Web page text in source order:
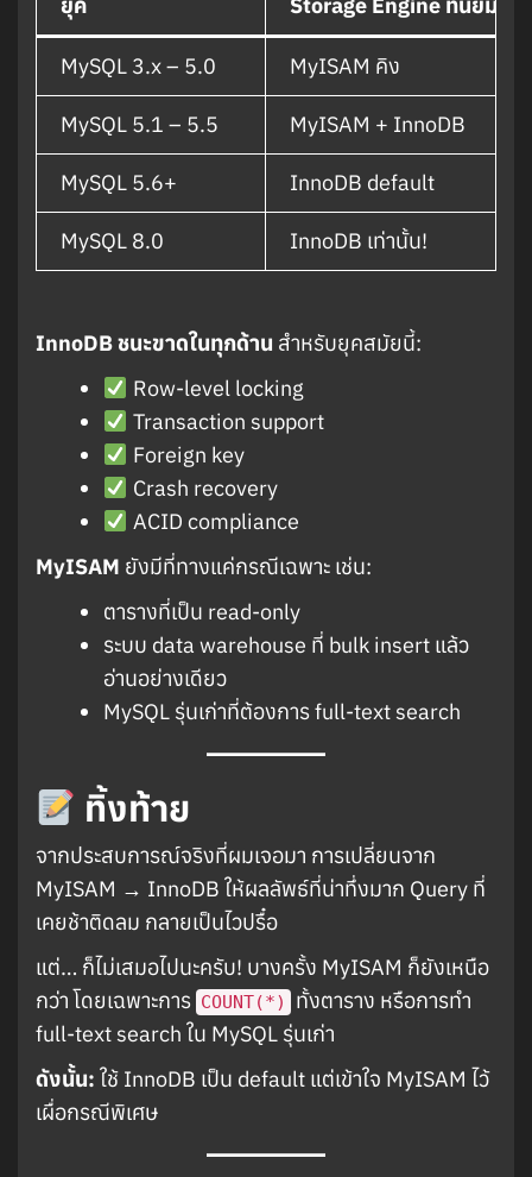
MySQL 3.x – 5.0 MyISAM คิง
MySQL 5.1 – 5.5 MyISAM + InnoDB
MySQL 5.6+ InnoDB default
MySQL 8.0 InnoDB เท่านั้น!
InnoDB ชนะขาดในทุกด้าน สำหรับยุคสมัยนี้:
Row-level locking
Transaction support
Foreign key
Crash recovery
ACID compliance
MyISAM ยังมีที่ทางแค่กรณีเฉพาะ เช่น:
ตารางที่เป็น read-only
ระบบ data warehouse ที่ bulk insert แล้ว
อ่านอย่างเดียว
MySQL รุ่นเก่าที่ต้องการ full-text search
ทิ้งท้าย
จากประสบการณ์จริงที่ผมเจอมา การเปลี่ยนจาก
MyISAM → InnoDB ให้ผลลัพธ์ที่น่าทึ่งมาก Query ที่
เคยช้าติดลม กลายเป็นไวปรื๋อ
แต่… ก็ไม่เสมอไปนะครับ! บางครั้ง MyISAM ก็ยังเหนือ
กว่า โดยเฉพาะการ COUNT(*)
ทั้งตาราง หรือการทำ
full-text search ใน MySQL รุ่นเก่า
ดังนั้น: ใช้ InnoDB เป็น default แต่เข้าใจ MyISAM ไว้
เผื่อกรณีพิเศษ